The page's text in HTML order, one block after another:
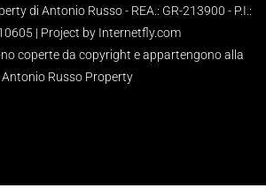
di Antonio Russo - REA.: GR-213900 - P.I.:
| Project by Internetfly.com
coperte da copyright e appartengono alla
Antonio Russo Property